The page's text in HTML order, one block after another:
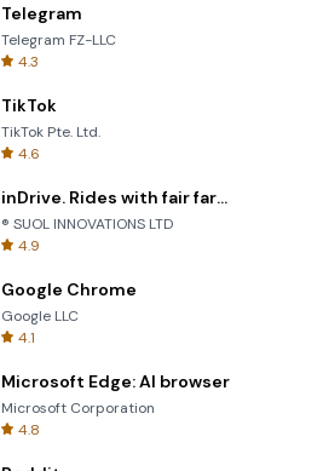
Telegram
Telegram FZ-LLC
4.3
TikTok
TikTok Pte. Ltd.
4.6
inDrive. Rides with fair fares
® SUOL INNOVATIONS LTD
4.9
Google Chrome
Google LLC
4.1
Microsoft Edge: AI browser
Microsoft Corporation
4.8